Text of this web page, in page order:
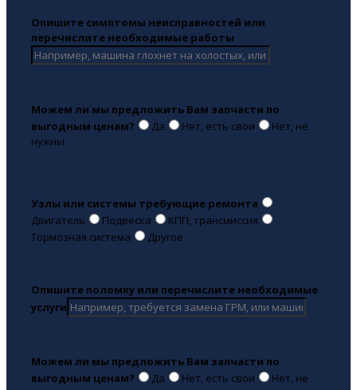
Опишите симптомы неисправностей или
перечислите необходимые работы
Можем ли мы предложить Вам запчасти по
выгодным ценам?
Да Нет, есть свои
Нет, не
нужны
Узлы или системы требующие ремонта
Двигатель
Подвеска
КПП, трансмиссия
Тормозная система
Другое
Опишите поломку или перечислите необходимые
услуги
Можем ли мы предложить Вам запчасти по
выгодным ценам?
Да Нет, есть свои
Нет, не